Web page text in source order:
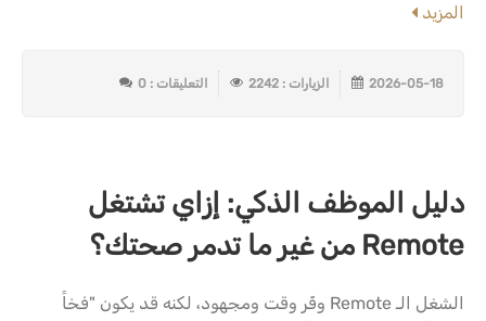
المزيد
2026-05-18 الزيارات : 2242 التعليقات : 0
دليل الموظف الذكي: إزاي تشتغل
Remote من غير ما تدمر صحتك؟
الشغل الـ Remote وفّر وقت ومجهود، لكنه قد يكون "فخاً